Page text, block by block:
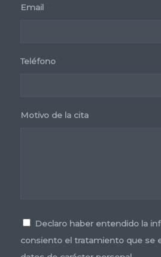
Email
Teléfono
Motivo de la cita
Declaro haber entendido la
consiento el tratamiento que se